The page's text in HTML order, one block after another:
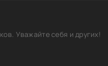
Уважайте себя и других!